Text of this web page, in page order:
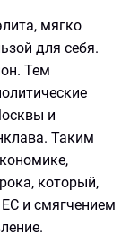
мягко
для себя.
Тем
и
Таким
который,
и смягчением